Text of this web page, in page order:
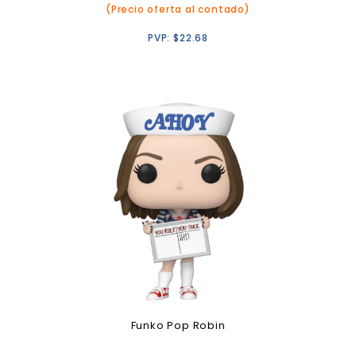
(Precio oferta al contado)
PVP:$22.68
Funko Pop Robin